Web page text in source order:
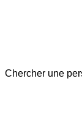
Chercher une